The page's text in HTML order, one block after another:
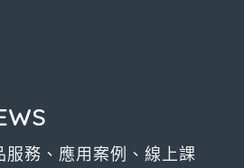
服務、應用案例、線上課